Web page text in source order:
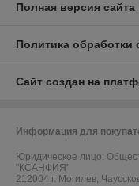
Полная версия сайта
Политика обработки
Сайт создан на
Информация для
Юридическое лицо:
"КСАНФИЯ"
212004 г. Могилев,